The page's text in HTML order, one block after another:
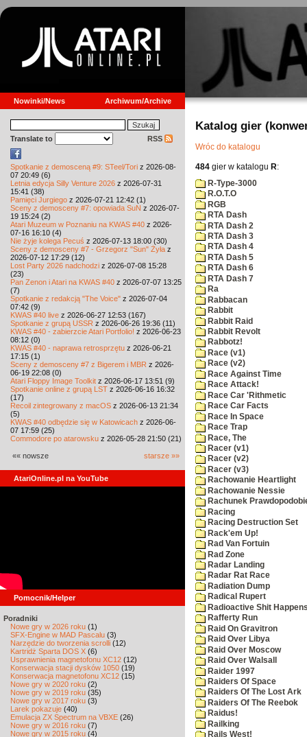
Nowinki/News Archiwum/Archive
Translate to RSS
Spotkanie z demosceną #9: STeel/Tori z 2026-08-
07 20:49 (6)
Letnia edycja Silly Venture 2026 z 2026-07-31
15:41 (38)
Pamięci Jurgiego z 2026-07-21 12:42 (1)
Sceny z demosceny #7: opowiada SuN z 2026-07-
19 15:24 (2)
Atari Muzeum w Poznaniu na KWAS #40 z 2026-
07-16 16:10 (4)
Nie żyje kolega Pecuś z 2026-07-13 18:00 (30)
Sceny z demosceny #7 - Grzegorz "Sun" Żyła z
2026-07-12 17:29 (12)
Lost Party 2026 nadchodzi z 2026-07-08 15:28
(23)
Pan Zenon i Atari na KWAS #40 z 2026-07-07 13:25
(7)
Spotkanie z redakcją "The Voice" z 2026-07-04
07:42 (9)
KWAS #40 live z 2026-06-27 12:53 (167)
Spotkanie z grupą USSR z 2026-06-26 19:36 (11)
KWAS #40 - zabierzcie Atari Portfolio! z 2026-06-23
08:12 (0)
KWAS #40 - naprawa retrosprzętu z 2026-06-21
17:15 (1)
Sceny z demosceny #7 z Bigerem i MBR z 2026-
06-19 22:08 (0)
Atari Floppy Image Toolkit z 2026-06-17 13:51 (9)
Spotkanie online z grupą LST z 2026-06-16 16:32
(17)
Recoil zintegrowany z macOS z 2026-06-13 21:34
(5)
KWAS #40 odbędzie się w Katowicach z 2026-06-
07 17:59 (25)
Commodore po atarowsku z 2026-05-28 21:50 (21)
«« nowsze starsze »»
AtariOnline.pl na YouTube
Pomocnik/Helper
Poradniki
Nowe gry w 2026 roku (1)
SFX-Engine w MAD Pascalu (3)
Narzędzie do tworzenia scrolli (12)
Kartridż Sparta DOS X (6)
Usprawnienia magnetofonu XC12 (12)
Konserwacja stacji dysków 1050 (19)
Konserwacja magnetofonu XC12 (15)
Nowe gry w 2020 roku (2)
Nowe gry w 2019 roku (35)
Nowe gry w 2017 roku (3)
Larek pokazuje (40)
Emulacja ZX Spectrum na VBXE (26)
Nowe gry w 2016 roku (7)
Nowe gry w 2015 roku (4)
Katalog gier
Wróc do katalogu
484 gier w katalogu R:
R-Type-3000
R.O.T.O
RGB
RTA Dash
RTA Dash 2
RTA Dash 3
RTA Dash 4
RTA Dash 5
RTA Dash 6
RTA Dash 7
Ra
Rabbacan
Rabbit
Rabbit Raid
Rabbit Revolt
Rabbotz!
Race (v1)
Race (v2)
Race Against Time
Race Attack!
Race Car 'Rithmetic
Race Car Facts
Race In Space
Race Trap
Race, The
Racer (v1)
Racer (v2)
Racer (v3)
Rachowanie Heartlight
Rachowanie Nessie
Rachunek
Racing
Racing Destruction Set
Rack'em Up!
Rad Van Fortuin
Rad Zone
Radar Landing
Radar Rat Race
Radiation Dump
Radical Rupert
Radioactive Shit
Rafferty Run
Raid On Gravitron
Raid Over Libya
Raid Over Moscow
Raid Over Walsall
Raider 1997
Raiders Of Space
Raiders Of The Lost Ark
Raiders Of The Reebok
Raidus!
Railking
Rails West!